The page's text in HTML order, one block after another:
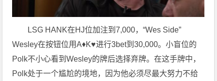
LSG HANK在HJ位加注到7,000，“Wes Side”
Wesley在按钮位用A♦K♥进行3bet到30,000。小盲位的
Polk不小心看到Wesley的牌后选择弃牌。在这手牌中，
Polk处于一个尴尬的境地，因为他必须尽最大努力不给